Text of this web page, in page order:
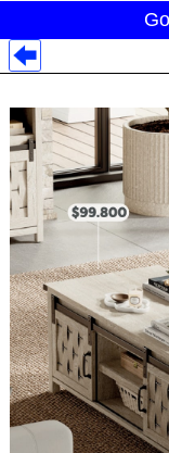
Despliegues
Despliegues
Despliegues